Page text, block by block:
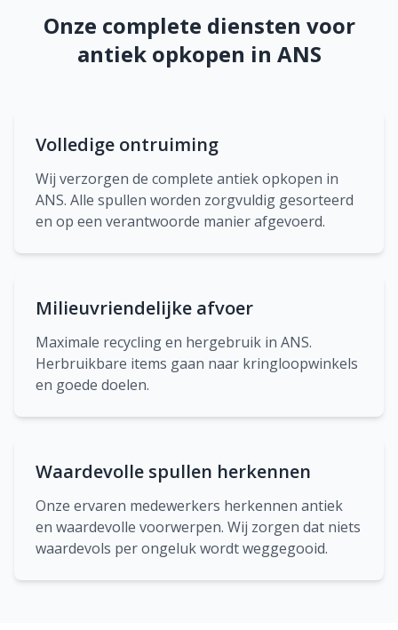
Onze complete diensten voor
antiek opkopen in ANS
Volledige ontruiming
Wij verzorgen de complete antiek opkopen in
ANS. Alle spullen worden zorgvuldig gesorteerd
en op een verantwoorde manier afgevoerd.
Milieuvriendelijke afvoer
Maximale recycling en hergebruik in ANS.
Herbruikbare items gaan naar kringloopwinkels
en goede doelen.
Waardevolle spullen herkennen
Onze ervaren medewerkers herkennen antiek
en waardevolle voorwerpen. Wij zorgen dat niets
waardevols per ongeluk wordt weggegooid.